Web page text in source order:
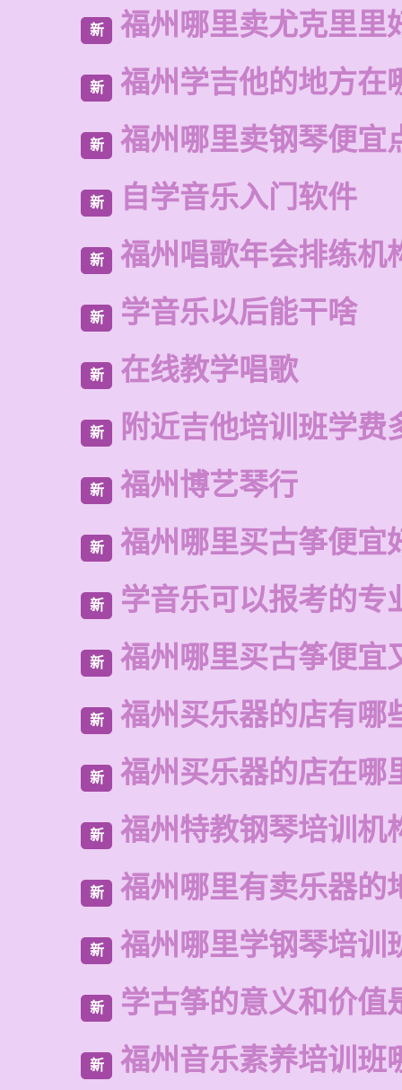
新 福州哪里卖尤克里里
新 福州学吉他的地方在
新 福州哪里卖钢琴便宜
新 自学音乐入门软件
新 福州唱歌年会排练机
新 学音乐以后能干啥
新 在线教学唱歌
新 附近吉他培训班学费
新 福州博艺琴行
新 福州哪里买古筝便宜
新 学音乐可以报考的专
新 福州哪里买古筝便宜
新 福州买乐器的店有哪
新 福州买乐器的店在哪
新 福州特教钢琴培训机
新 福州哪里有卖乐器的
新 福州哪里学钢琴培训
新 学古筝的意义和价值
新 福州音乐素养培训班